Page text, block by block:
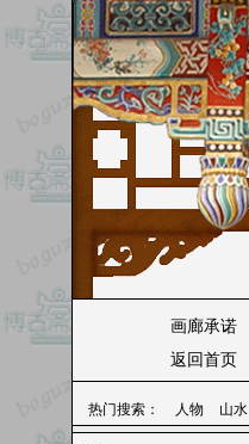
画廊承诺
返回首页
热门搜索： 人物 山水